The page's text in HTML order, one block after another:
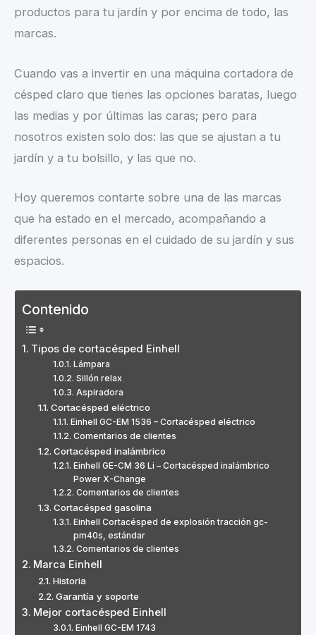
productos para tu jardín y por encima de todo, las
marcas.
Cuando vas a invertir en una máquina cortadora de
césped claro que tienes las opciones baratas, luego
las medias y por últimas las caras; pero para
nosotros existen solo dos: las que se ajustan a tu
jardín y a tu bolsillo, y las que no.
Hoy queremos contarte sobre una de las marcas
que ha estado en el mercado, acompañando a
diferentes personas en el cuidado de su jardín y sus
espacios.
Contenido
Tipos de cortacésped Einhell
Lámpara
Sillón relax
Aspiradora
Cortacésped eléctrico
Einhell GC-EM 1536 – Cortacésped eléctrico
Comentarios de clientes
Cortacésped inalámbrico
Einhell GE-CM 36 Li – Cortacésped inalámbrico
Power X-Change
Comentarios de clientes
Cortacésped gasolina
Einhell Cortacésped de explosión tracción gc-
pm40s, estándar
Comentarios de clientes
Marca Einhell
Historia
Garantía y soporte
Mejor cortacésped Einhell
Einhell GC-EM 1743